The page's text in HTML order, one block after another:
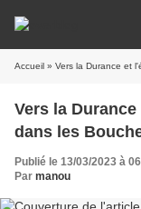
Accueil » Vers la Durance et
Vers la
dans les
Publié le 13/03/2023 à
Par manou